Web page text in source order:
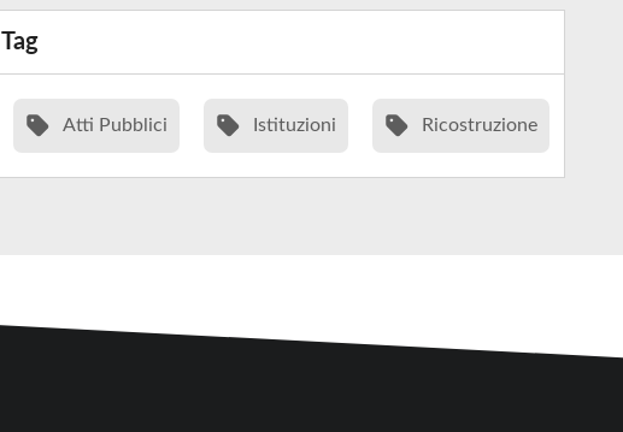
Tag
Atti Pubblici Istituzioni Ricostruzione